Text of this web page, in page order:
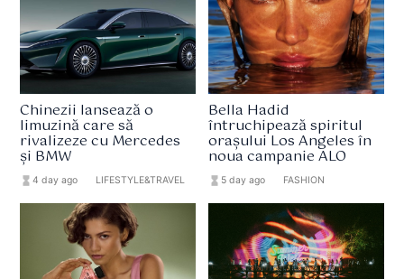
Chinezii lansează o
limuzină care să
rivalizeze cu Mercedes
și BMW
hourglass_full4 day ago LIFESTYLE&TRAVEL
Bella Hadid
întruchipează spiritul
orașului Los Angeles în
noua campanie ALO
hourglass_full 5 day ago FASHION